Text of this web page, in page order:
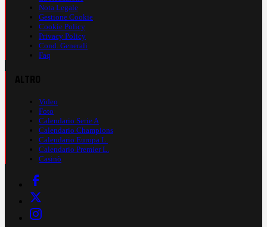
Nota Legale
Gestione Cookie
Cookie Policy
Privacy Policy
Cond. Generali
Faq
Video
Foto
Calendario Serie A
Calendario Champions
Calendario Europa L.
Calendario Premier L.
Casinò